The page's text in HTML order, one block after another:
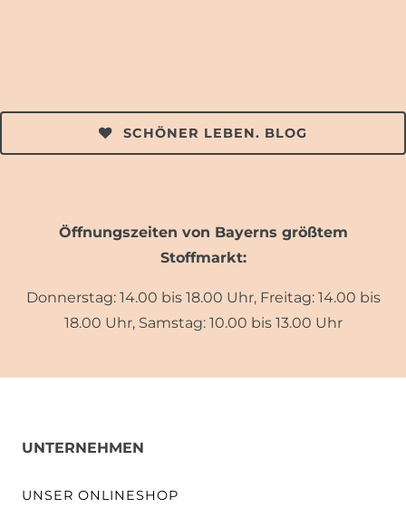
SCHÖNER LEBEN. BLOG
Öffnungszeiten von Bayerns größtem
Stoffmarkt:
Donnerstag: 14.00 bis 18.00 Uhr, Freitag: 14.00 bis
18.00 Uhr, Samstag: 10.00 bis 13.00 Uhr
UNTERNEHMEN
UNSER ONLINESHOP